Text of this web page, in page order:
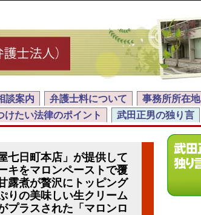
談案内 弁護士料について 事務所所在地
けたい法律のポイント 武田正男の独り言
七日町本店」が提供して
キをマロンペーストで覆
露煮が贅沢にトッピング
りの美味しい生クリーム
プラスされた「マロンロ